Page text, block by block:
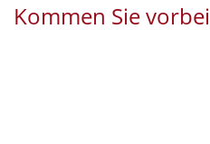
Kommen Sie vorbei